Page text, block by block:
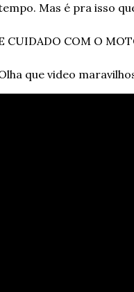
Mas é pra isso
CUIDADO COM O
que video